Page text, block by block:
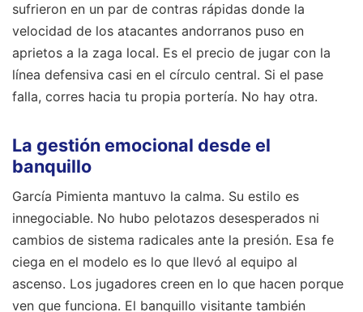
sufrieron en un par de contras rápidas donde la
velocidad de los atacantes andorranos puso en
aprietos a la zaga local. Es el precio de jugar con la
línea defensiva casi en el círculo central. Si el pase
falla, corres hacia tu propia portería. No hay otra.
La gestión emocional desde el
banquillo
García Pimienta mantuvo la calma. Su estilo es
innegociable. No hubo pelotazos desesperados ni
cambios de sistema radicales ante la presión. Esa fe
ciega en el modelo es lo que llevó al equipo al
ascenso. Los jugadores creen en lo que hacen porque
ven que funciona. El banquillo visitante también